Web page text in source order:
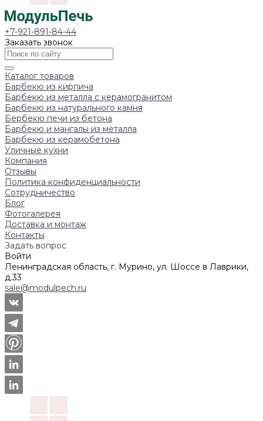
+7-921-891-84-44
Заказать звонок
Каталог товаров
Барбекю из кирпича
Барбекю из металла с керамогранитом
Барбекю из натурального камня
Бербекю печи из бетона
Барбекю и мангалы из металла
Барбекю из керамобетона
Уличные кухни
Компания
Отзывы
Политика конфиденциальности
Сотрудничество
Блог
Фотогалерея
Доставка и монтаж
Контакты
Задать вопрос
Войти
Ленинградская область, г. Мурино, ул. Шоссе в Лаврики,
д.33
sale@modulpech.ru